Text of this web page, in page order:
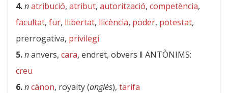
4.natribució, atribut, autorització, competència,
facultat, fur, llibertat, llicència, poder, potestat,
prerrogativa, privilegi
5.nanvers, cara, endret, obvers ‖ ANTÒNIMS:
creu
6.ncànon, royalty (anglès), tarifa